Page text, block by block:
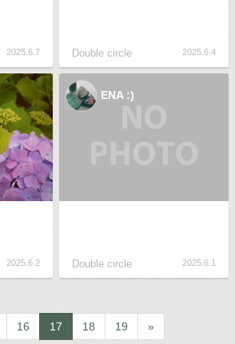
2025.6.7 Double circle 2025.6.4
2025.6.2
ENA :)
Double circle 2025.6.1
16 17 18 19 »